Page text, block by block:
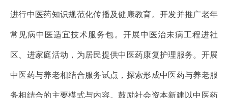
进行中医药知识规范化传播及健康教育。开发并推广老年
常见病中医适宜技术服务包。开展中医治未病工程进社
区、进家庭活动，为居民提供中医药康复护理服务。开展
中医药与养老相结合服务试点，探索形成中医药与养老服
务相结合的主要模式与内容。鼓励社会资本新建以中医药